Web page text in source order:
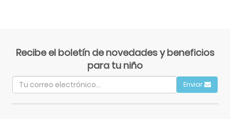
Recibe el boletín de novedades y beneficios
para tu niño
Enviar